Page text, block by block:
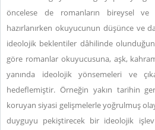
öncelese de romanların bireysel
hazırlanırken okuyucunun düşünce ve
ideolojik beklentiler dâhilinde
göre romanlar okuyucusuna, aşk,
yanında ideolojik yönsemeleri ve
hedeflemiştir. Örneğin yakın tarihin
koruyan siyasi gelişmelerle yoğrulmuş
duyguyu pekiştirecek bir ideolojik